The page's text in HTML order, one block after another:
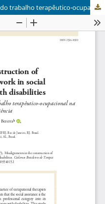
Desencontros para a construção do trabalho terapêutico-ocupacional na assistência social com pessoas com deficiência